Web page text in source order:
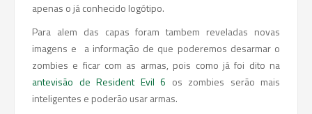
apenas o já conhecido logótipo.
Para alem das capas foram tambem reveladas novas
imagens e a informação de que poderemos desarmar o
zombies e ficar com as armas, pois como já foi dito na
antevisão de Resident Evil 6 os zombies serão mais
inteligentes e poderão usar armas.